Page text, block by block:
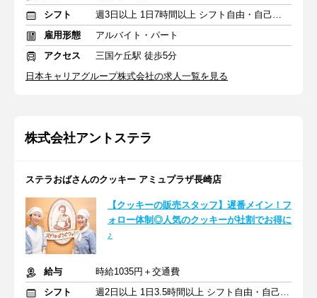
シフト
週3日以上 1日7時間以上 シフト自由・自己申告
雇用形態
アルバイト・パート
アクセス
三国ケ丘駅 徒歩5分
日本キャリアグループ株式会社の求人一覧を見る
株式会社アントステラ
ステラおばさんのクッキー アミュプラザ長崎店
【クッキーの販売スタッフ】遅番メイン！フ
ォロー体制◎人気のクッキーが社割でお得に
♪
給与
時給1035円＋交通費
シフト
週2日以上 1日3.5時間以上 シフト自由・自己申告